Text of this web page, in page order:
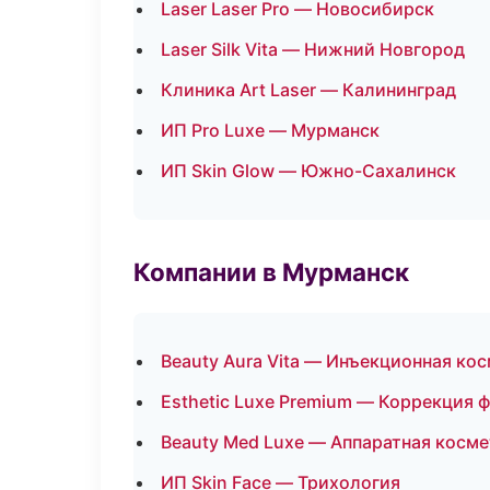
Laser Laser Pro — Новосибирск
Laser Silk Vita — Нижний Новгород
Клиника Art Laser — Калининград
ИП Pro Luxe — Мурманск
ИП Skin Glow — Южно-Сахалинск
Компании в Мурманск
Beauty Aura Vita — Инъекционная
Esthetic Luxe Premium — Коррекция
Beauty Med Luxe — Аппаратная
ИП Skin Face — Трихология